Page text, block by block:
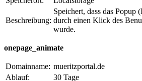
Beschreibung:
Speichert, dass das Popup
durch einen Klick des
wurde.
onepage_animate
Domainname: mueritzportal.de
Ablauf:
30 Tage